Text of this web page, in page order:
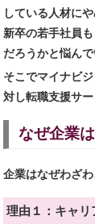
している人材に
新卒の若手社員
だろうかと悩んで
そこでマイナビ
対し転職支援サー
なぜ企業
企業はなぜわざ
理由１：キャリ